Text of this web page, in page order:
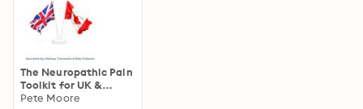
The Neuropathic Pain
Toolkit for UK &
Canada: Originated
Pete Moore